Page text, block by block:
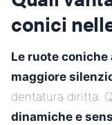
conici
Le ruote
maggiore
dentatura diritta.
dinamiche e